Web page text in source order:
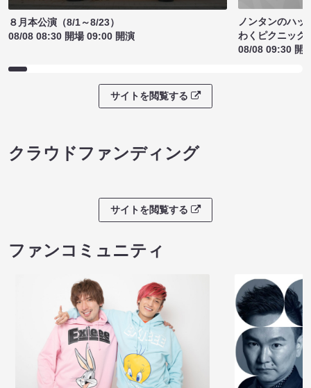
８月本公演（8/1～8/23）
08/08 08:30 開場 09:00 開演
ノンタンのハッ
わくピクニック
08/08 09:30 開
サイトを閲覧する
クラウドファンディング
サイトを閲覧する
ファンコミュニティ